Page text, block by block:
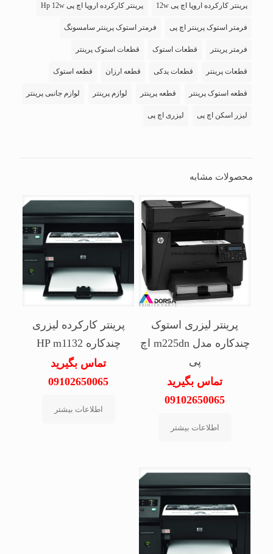
پرینتر کارکرده اروپا اچ پی 12w پرینتر کارکرده اروپا اچ پی Hp 12w
فرمتر استوک پرینتر اچ پی فرمتر استوک پرینتر سامسونگ
فرمتر پرینتر قطعات استوک قطعات استوک پرینتر
قطعات پرینتر قطعات یدکی قطعه ارزان قطعه استوک
قطعه استوک پرینتر قطعه پرینتر لوازم پرینتر لوازم جانبی پرینتر
لیزر اسکن اچ پی لیزری اچ پی
محصولات مشابه
پرینتر لیزری استوک
چندکاره مدل m225dn اچ
پی
تماس بگیرید
09102650065
اطلاعات بیشتر
پرینتر کارکرده لیزری
چندکاره HP m1132
تماس بگیرید
09102650065
اطلاعات بیشتر